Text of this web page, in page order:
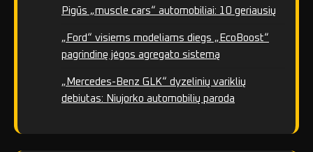
Pigūs „muscle cars“ automobiliai: 10 geriausių
„Ford“ visiems modeliams diegs „EcoBoost“
pagrindinę jėgos agregato sistemą
„Mercedes-Benz GLK“ dyzelinių variklių
debiutas: Niujorko automobilių paroda